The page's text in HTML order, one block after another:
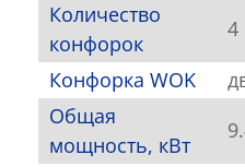
Количество
конфорок
4
Конфорка WOK
Общая
мощность, кВт